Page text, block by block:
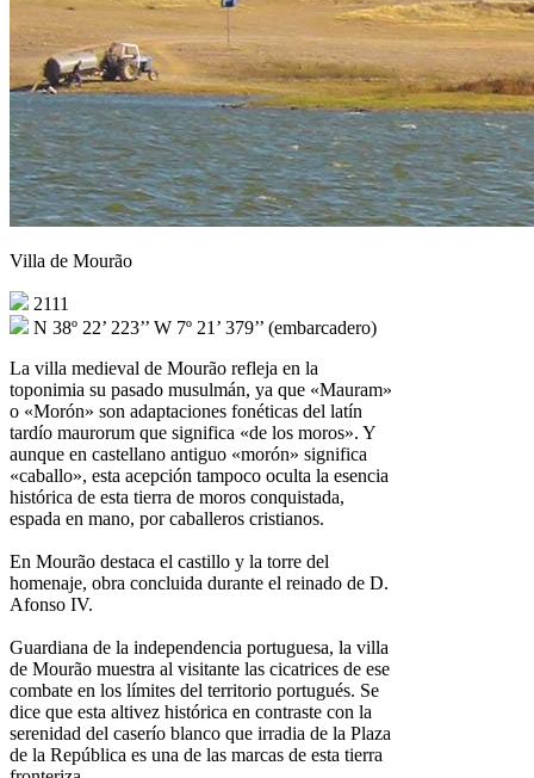
Villa de Mourão
2111
N 38º 22’ 223’’ W 7º 21’ 379’’ (embarcadero)
La villa medieval de Mourão refleja en la
toponimia su pasado musulmán, ya que «Mauram»
o «Morón» son adaptaciones fonéticas del latín
tardío maurorum que significa «de los moros». Y
aunque en castellano antiguo «morón» significa
«caballo», esta acepción tampoco oculta la esencia
histórica de esta tierra de moros conquistada,
espada en mano, por caballeros cristianos.
En Mourão destaca el castillo y la torre del
homenaje, obra concluida durante el reinado de D.
Afonso IV.
Guardiana de la independencia portuguesa, la villa
de Mourão muestra al visitante las cicatrices de ese
combate en los límites del territorio portugués. Se
dice que esta altivez histórica en contraste con la
serenidad del caserío blanco que irradia de la Plaza
de la República es una de las marcas de esta tierra